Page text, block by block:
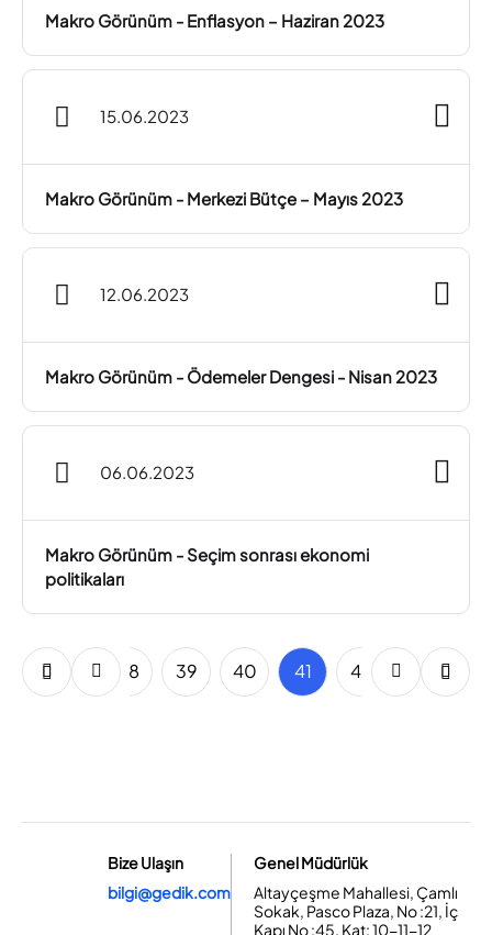
Makro Görünüm - Enflasyon – Haziran 2023
15.06.2023
Makro Görünüm - Merkezi Bütçe – Mayıs 2023
12.06.2023
Makro Görünüm - Ödemeler Dengesi - Nisan 2023
06.06.2023
Makro Görünüm - Seçim sonrası ekonomi
politikaları
36 37 38 39 40 41 42 43 44
Bize Ulaşın
bilgi@gedik.com
Genel Müdürlük
Altayçeşme Mahallesi, Çamlı
Sokak, Pasco Plaza, No :21, İç
Kapı No :45, Kat: 10-11-12